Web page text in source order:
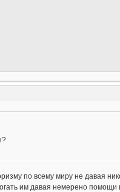
по всему миру не давая
им давая немерено помощи